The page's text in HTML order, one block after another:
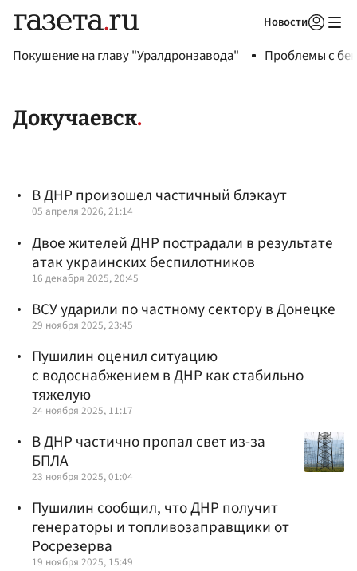
Новости
Покушение на главу "Уралдронзавода" Проблемы с
Докучаевск
В ДНР произошел частичный блэкаут
05 апреля 2026, 21:14
Двое жителей ДНР пострадали в результате
атак украинских беспилотников
16 декабря 2025, 20:45
ВСУ ударили по частному сектору в Донецке
29 ноября 2025, 23:45
Пушилин оценил ситуацию
с водоснабжением в ДНР как стабильно
тяжелую
24 ноября 2025, 11:17
В ДНР частично пропал свет из-за
БПЛА
23 ноября 2025, 01:04
Пушилин сообщил, что ДНР получит
генераторы и топливозаправщики от
Росрезерва
19 ноября 2025, 15:49